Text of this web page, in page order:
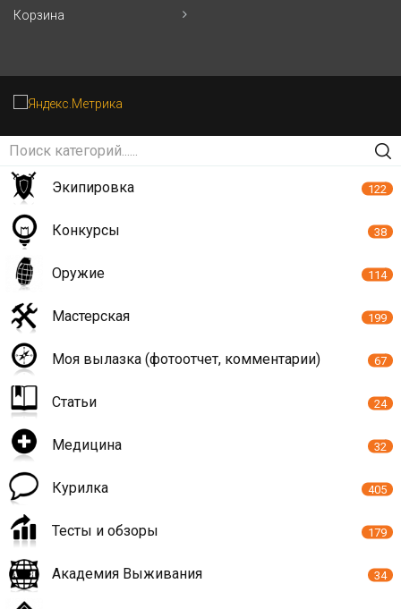
Корзина
Экипировка 122
Конкурсы 38
Оружие 114
Мастерская 199
Моя вылазка (фотоотчет, комментарии) 67
Статьи 24
Медицина 32
Курилка 405
Тесты и обзоры 179
Академия Выживания 34